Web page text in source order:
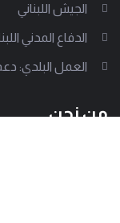
الجيش اللبناني
الدفاع المدني
العمل البلدي:
من نحن